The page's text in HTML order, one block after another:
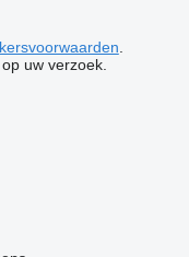
uw verzoek.